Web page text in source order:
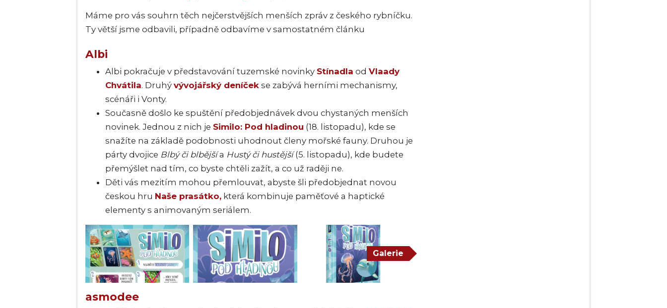
Máme pro vás souhrn těch nejčerstvějších menších zpráv z českého rybníčku.
Ty větší jsme odbavili, případně odbavíme v samostatném článku
Albi
Albi pokračuje v představování tuzemské novinky Stínadla od Vlaady
Chvátila. Druhý vývojářský deníček se zabývá herními mechanismy,
scénáři i Vonty.
Současně došlo ke spuštění předobjednávek dvou chystaných menších
novinek. Jednou z nich je Similo: Pod hladinou (18. listopadu), kde se
snažíte na základě podobnosti uhodnout členy mořské fauny. Druhou je
párty dvojice Blbý či blbějšía Hustý či hustější(5. listopadu), kde budete
přemýšlet nad tím, co byste chtěli zažít, a co už raději ne.
Děti vás mezitím mohou přemlouvat, abyste šli předobjednat novou
českou hru Naše prasátko, která kombinuje paměťové a haptické
elementy s animovaným seriálem.
Galerie
asmodee